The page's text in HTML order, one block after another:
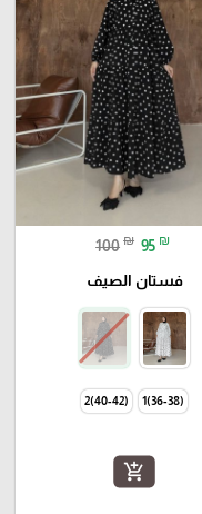
100 ₪ 95 ₪
فستان الصيف
(36-38)1
(40-42)2
add_shopping_cart